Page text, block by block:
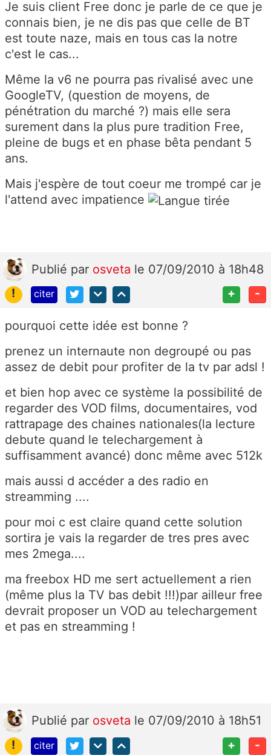
Je suis client Free donc je parle de ce que je
connais bien, je ne dis pas que celle de BT
est toute naze, mais en tous cas la notre
c'est le cas...
Même la v6 ne pourra pas rivalisé avec une
GoogleTV, (question de moyens, de
pénétration du marché ?) mais elle sera
surement dans la plus pure tradition Free,
pleine de bugs et en phase bêta pendant 5
ans.
Mais j'espère de tout coeur me trompé car je
l'attend avec impatience
Publié par osveta le 07/09/2010 à 18h48
!
citer + -
pourquoi cette idée est bonne ?
prenez un internaute non degroupé ou pas
assez de debit pour profiter de la tv par adsl !
et bien hop avec ce système la possibilité de
regarder des VOD films, documentaires, vod
rattrapage des chaines nationales(la lecture
debute quand le telechargement à
suffisamment avancé) donc même avec 512k
mais aussi d accéder a des radio en
streamming ....
pour moi c est claire quand cette solution
sortira je vais la regarder de tres pres avec
mes 2mega....
ma freebox HD me sert actuellement a rien
(même plus la TV bas debit !!!)par ailleur free
devrait proposer un VOD au telechargement
et pas en streamming !
Publié par osveta le 07/09/2010 à 18h51
!
citer + -